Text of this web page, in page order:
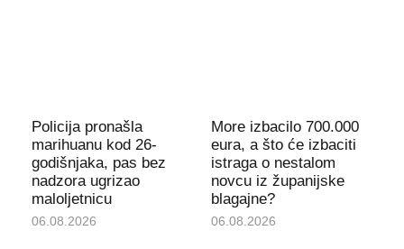
Policija pronašla
marihuanu kod 26-
godišnjaka, pas bez
nadzora ugrizao
maloljetnicu
06.08.2026
More izbacilo 700.000
eura, a što će izbaciti
istraga o nestalom
novcu iz županijske
blagajne?
06.08.2026